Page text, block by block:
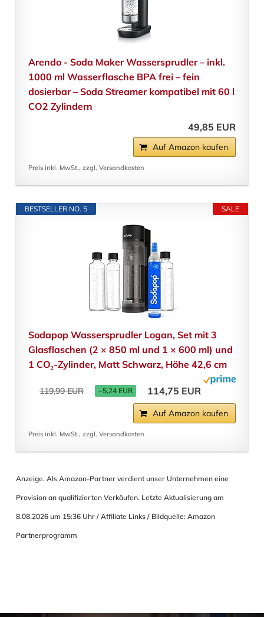
Arendo - Soda Maker Wassersprudler – inkl.
1000 ml Wasserflasche BPA frei – fein
dosierbar – Soda Streamer kompatibel mit 60 l
CO2 Zylindern
49,85 EUR
Auf Amazon kaufen
Preis inkl. MwSt., zzgl. Versandkosten
SALE
BESTSELLER NO. 5
Sodapop Wassersprudler Logan, Set mit 3
Glasflaschen (2 × 850 ml und 1 × 600 ml) und
1 CO₂-Zylinder, Matt Schwarz, Höhe 42,6 cm
119,99 EUR −5,24 EUR 114,75 EUR
Auf Amazon kaufen
Preis inkl. MwSt., zzgl. Versandkosten
Anzeige. Als Amazon-Partner verdient unser Unternehmen eine
Provision an qualifizierten Verkäufen. Letzte Aktualisierung am
8.08.2026 um 15:36 Uhr / Affiliate Links / Bildquelle: Amazon
Partnerprogramm